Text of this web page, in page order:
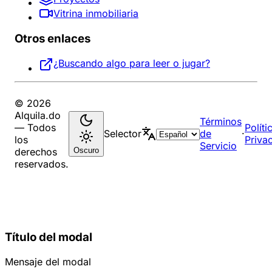
Vitrina inmobiliaria
Otros enlaces
¿Buscando algo para leer o jugar?
© 2026
Alquila.do
— Todos
los
derechos
reservados.
Oscuro
Selector
Términos
de
Servicio
·
Título del modal
Mensaje del modal